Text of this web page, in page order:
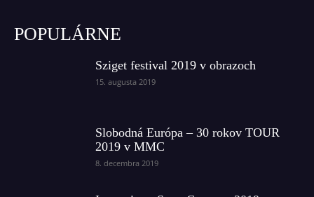
POPULÁRNE
Sziget festival 2019 v obrazoch
15. augusta 2019
Slobodná Európa – 30 rokov TOUR
2019 v MMC
8. decembra 2019